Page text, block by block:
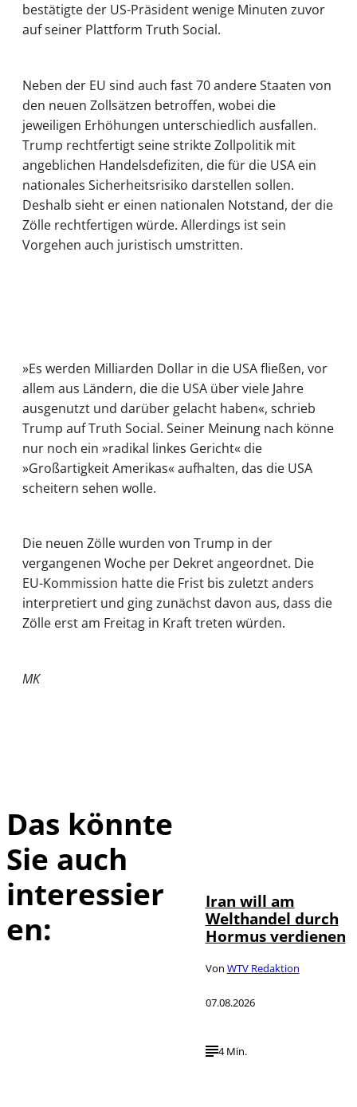
bestätigte der US-Präsident wenige Minuten zuvor
auf seiner Plattform Truth Social.
Neben der EU sind auch fast 70 andere Staaten von
den neuen Zollsätzen betroffen, wobei die
jeweiligen Erhöhungen unterschiedlich ausfallen.
Trump rechtfertigt seine strikte Zollpolitik mit
angeblichen Handelsdefiziten, die für die USA ein
nationales Sicherheitsrisiko darstellen sollen.
Deshalb sieht er einen nationalen Notstand, der die
Zölle rechtfertigen würde. Allerdings ist sein
Vorgehen auch juristisch umstritten.
»Es werden Milliarden Dollar in die USA fließen, vor
allem aus Ländern, die die USA über viele Jahre
ausgenutzt und darüber gelacht haben«, schrieb
Trump auf Truth Social. Seiner Meinung nach könne
nur noch ein »radikal linkes Gericht« die
»Großartigkeit Amerikas« aufhalten, das die USA
scheitern sehen wolle.
Die neuen Zölle wurden von Trump in der
vergangenen Woche per Dekret angeordnet. Die
EU-Kommission hatte die Frist bis zuletzt anders
interpretiert und ging zunächst davon aus, dass die
Zölle erst am Freitag in Kraft treten würden.
MK
Das könnte
Sie auch
interessier
en:
Iran will am
Welthandel durch
Hormus verdienen
Von WTV Redaktion
07.08.2026
4 Min.